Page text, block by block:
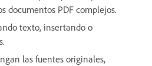
documentos PDF complejos.
texto, insertando o
las fuentes originales,